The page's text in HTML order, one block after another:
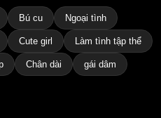
Bú cu Ngoại tình
Cute girl Làm tình tập thể
Chân dài gái dâm